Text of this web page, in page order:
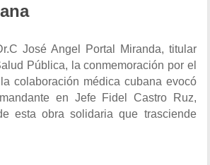
José Angel Portal Miranda, titular
Pública, la conmemoración por el
colaboración médica cubana evocó
en Jefe Fidel Castro Ruz,
esta obra solidaria que trasciende